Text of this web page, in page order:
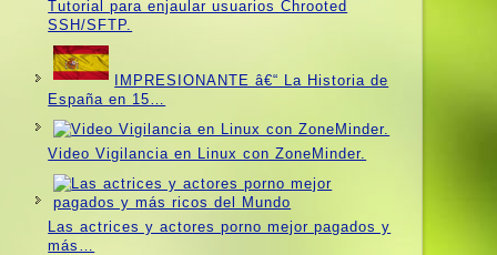
Tutorial para enjaular usuarios Chrooted
SSH/SFTP.
IMPRESIONANTE â€“ La Historia de
España en 15…
Video Vigilancia en Linux con ZoneMinder.
Las actrices y actores porno mejor pagados y
más…